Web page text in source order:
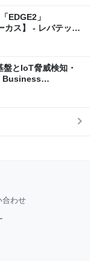
EDGE2」
カス】 - レバテック
とIoT脅威検知・
Business
合わせ